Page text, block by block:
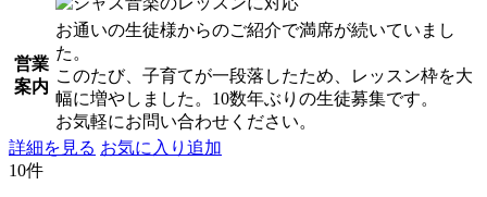
営業
案内
お通いの生徒様からのご紹介で満席が続いていまし
た。
このたび、子育てが一段落したため、レッスン枠を大
幅に増やしました。10数年ぶりの生徒募集です。
お気軽にお問い合わせください。
詳細を見る お気に入り追加
10件